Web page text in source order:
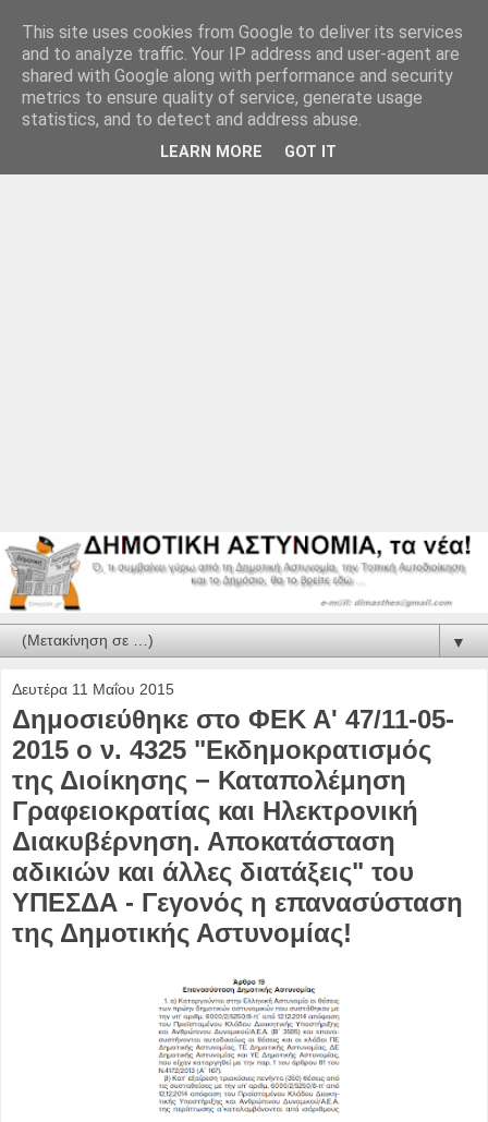
▼
Δευτέρα 11 Μαΐου 2015
Δημοσιεύθηκε στο ΦΕΚ Α' 47/11-05-
2015 ο ν. 4325 "Εκδημοκρατισμός
της Διοίκησης − Καταπολέμηση
Γραφειοκρατίας και Ηλεκτρονική
Διακυβέρνηση. Αποκατάσταση
αδικιών και άλλες διατάξεις" του
ΥΠΕΣΔΑ - Γεγονός η επανασύσταση
της Δημοτικής Αστυνομίας!
This site uses cookies from Google to deliver its services
and to analyze traffic. Your IP address and user-agent are
shared with Google along with performance and security
metrics to ensure quality of service, generate usage
statistics, and to detect and address abuse.
LEARN MORE GOT IT